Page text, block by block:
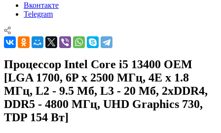
Вконтакте
Telegram
Процессор Intel Core i5 13400 OEM
[LGA 1700, 6P x 2500 МГц, 4E x 1.8
МГц, L2 - 9.5 Мб, L3 - 20 Мб, 2xDDR4,
DDR5 - 4800 МГц, UHD Graphics 730,
TDP 154 Вт]